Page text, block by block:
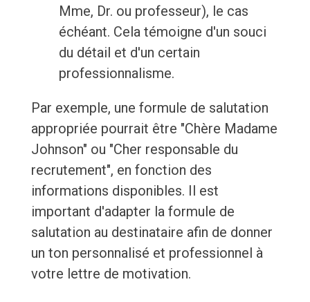
Mme, Dr. ou professeur), le cas
échéant. Cela témoigne d'un souci
du détail et d'un certain
professionnalisme.
Par exemple, une formule de salutation
appropriée pourrait être "Chère Madame
Johnson" ou "Cher responsable du
recrutement", en fonction des
informations disponibles. Il est
important d'adapter la formule de
salutation au destinataire afin de donner
un ton personnalisé et professionnel à
votre lettre de motivation.